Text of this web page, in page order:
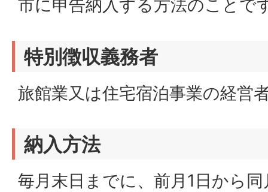
市に申告納入する方法のことで
特別徴収義務者
旅館業又は住宅宿泊事業の経営
納入方法
毎月末日までに、前月1日から